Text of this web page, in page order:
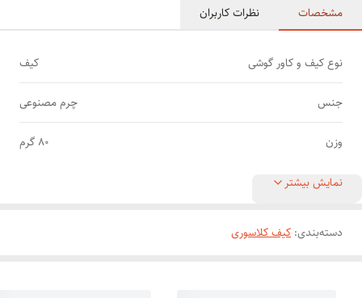
مشخصات نظرات کاربران
نوع کیف و کاور گوشی کیف
جنس چرم مصنوعی
وزن 80 گرم
نمایش بیشتر
دسته‌بندی: کیف کلاسوری